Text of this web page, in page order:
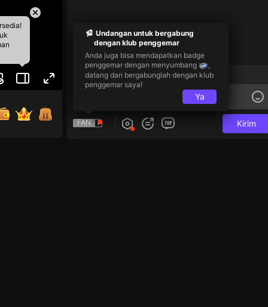
Obrolan Khusus Pengikut
FAN Kirim
Undangan untuk bergabung
dengan klub penggemar
Anda juga bisa mendapatkan badge
penggemar dengan menyumbang
,
datang dan bergabunglah dengan klub
penggemar saya!
Ya